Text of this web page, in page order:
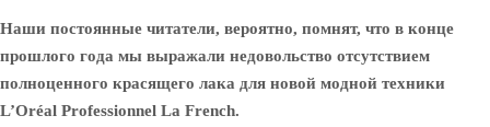
Наши постоянные читатели, вероятно, помнят, что в конце
прошлого года мы выражали недовольство отсутствием
полноценного красящего лака для новой модной техники
L’Oréal Professionnel La French.